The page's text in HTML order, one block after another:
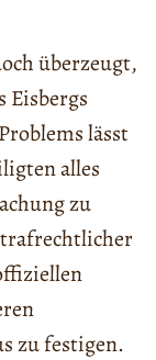
überzeugt,
Eisbergs
lässt
alles
zu
zu festigen.